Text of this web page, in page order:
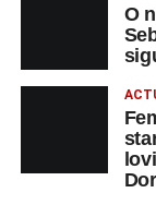
La fața locului
stabilit că un
motocicletă pe
fi surprins și
care traversa
În urma
O